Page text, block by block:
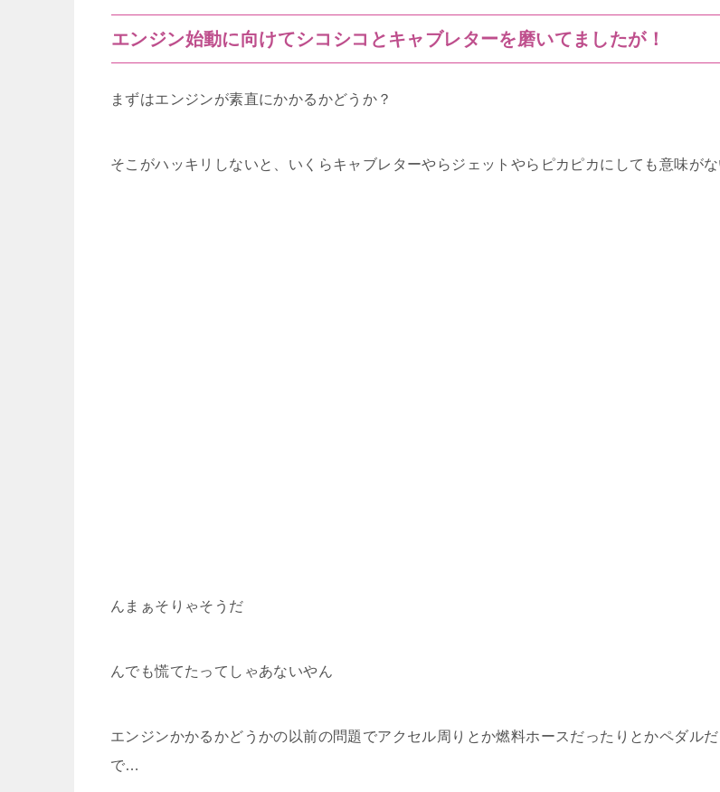
エンジン始動に向けてシコシコとキャブレターを磨いてましたが！
まずはエンジンが素直にかかるかどうか？
そこがハッキリしないと、いくらキャブレターやらジェットやらピカピカにしても意味がな
んまぁそりゃそうだ
んでも慌てたってしゃあないやん
エンジンかかるかどうかの以前の問題でアクセル周りとか燃料ホースだったりとかペダル
で…